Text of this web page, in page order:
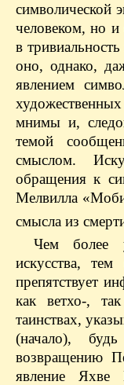
символической
человеком, но
в
оно, однако,
явлением
мнимы и,
темой
смыслом.
обращения к
Мелвилла
смысла из
Чем более
искусства,
препятствует
как ветхо-,
таинствах,
(начало),
возвращению
явление